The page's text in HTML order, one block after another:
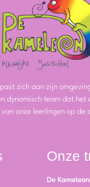
past zich aan zijn
dynamisch team dat het
onze leerlingen op de
Onze
De